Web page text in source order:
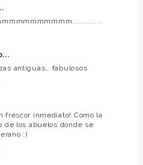
antiguas… fabulosos
frescor inmediato! Como la
de los abuelos donde se
:)